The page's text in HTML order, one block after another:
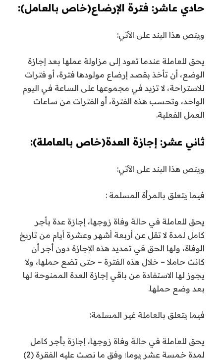
حادي عاشر: فترة الإرضاع(خاص بالعامل):
وينص هذا البند على الآتي:
يحق للعاملة عندما تعود إلى مزاولة عملها بعد إجازة
الوضع، أن تأخذ بقصد إرضاع مولودها فترة، أو فترات
للاستراحة، لا تزيد في مجموعها على الساعة في اليوم
الواحد، وتحسب هذه الفترة، أو الفترات من ساعات
العمل الفعلية.
ثاني عشر: إجازة العدة(خاص بالعاملة):
وينص هذا البند على الآتي:
فيما يتعلق بالمرأة المسلمة :
يحق للعاملة في حالة وفاة زوجها، إجازة عدة بأجر
كامل لمدة لا تقل عن أربعة أشهر وعشرة أيام من تاريخ
الوفاة، ولها الحق في تمديد هذه الإجازة دون أجر أن
كانت حاملا – خلال هذه الفترة – حتى تضع حملها، ولا
يجوز لها الاستفادة من باقي إجازة العدة الممنوحة لها
بعد وضع حملها.
فيما يتعلق بالعاملة غير المسلمة:
يحق للعاملة في حالة وفاة زوجها، إجازة بأجر كامل
لمدة خمسة عشر يوما؛ وفق ما نصت عليه الفقرة (2)